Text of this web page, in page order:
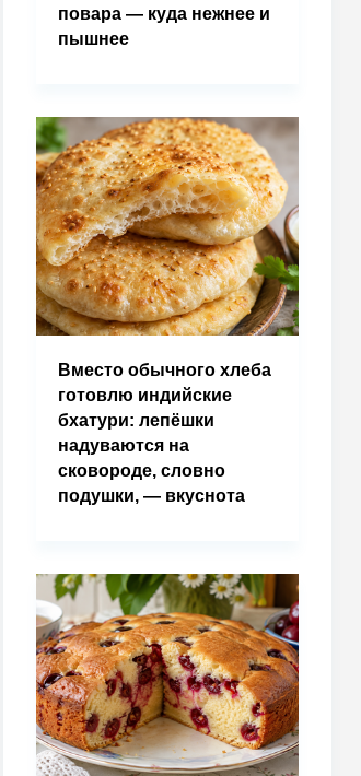
повара — куда нежнее и
пышнее
Вместо обычного хлеба
готовлю индийские
бхатури: лепёшки
надуваются на
сковороде, словно
подушки, — вкуснота